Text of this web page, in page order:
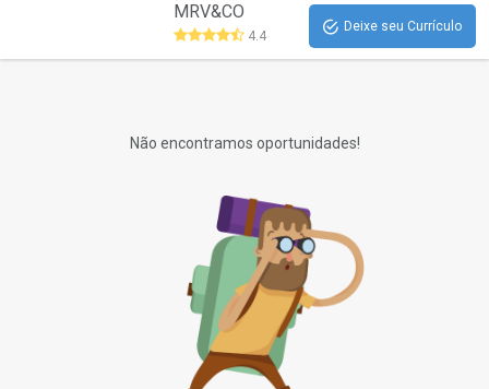
MRV&CO
4.4
Deixe seu Currículo
Não encontramos oportunidades!